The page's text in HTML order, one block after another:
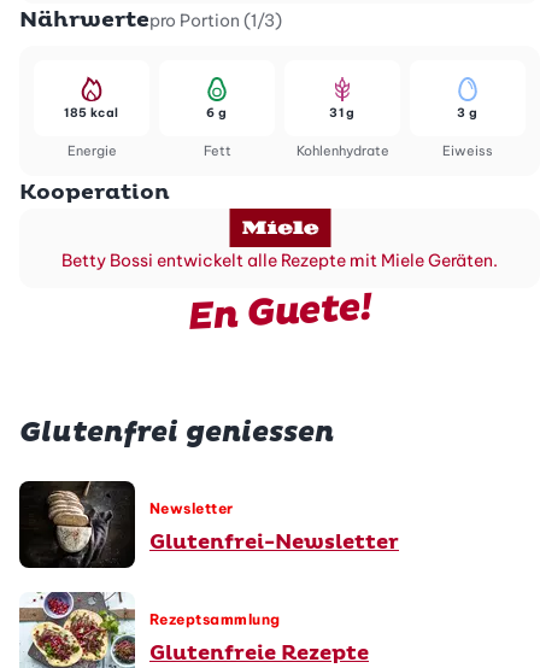
Nährwertepro Portion (1/3)
Energie
185 kcal
Fett
6 g
Kohlenhydrate
31 g
Eiweiss
3 g
Kooperation
Betty Bossi entwickelt alle Rezepte mit Miele Geräten.
En Guete!
Glutenfrei geniessen
Newsletter
Glutenfrei-Newsletter
Rezeptsammlung
Glutenfreie Rezepte